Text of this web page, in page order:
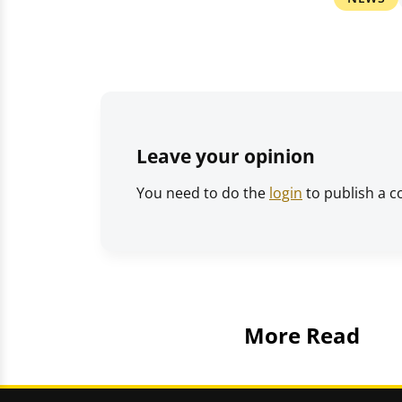
Leave your opinion
You need to do the login to publish a
More Read